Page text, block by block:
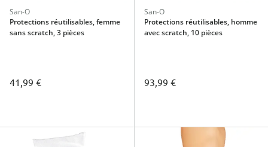
San-O
Protections réutilisables, femme
sans scratch, 3 pièces
41,99 €
San-O
Protections réutilisables, homme
avec scratch, 10 pièces
93,99 €